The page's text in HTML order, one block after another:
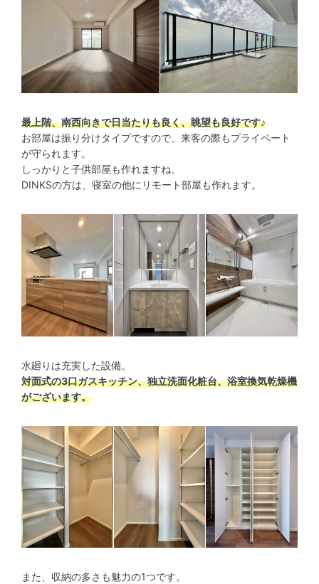
最上階、南西向きで日当たりも良く、眺望も良好です♪
お部屋は振り分けタイプですので、来客の際もプライベート
が守られます。
しっかりと子供部屋も作れますね。
DINKSの方は、寝室の他にリモート部屋も作れます。
水廻りは充実した設備。
対面式の3口ガスキッチン、独立洗面化粧台、浴室換気乾燥機
がございます。
また、収納の多さも魅力の1つです。